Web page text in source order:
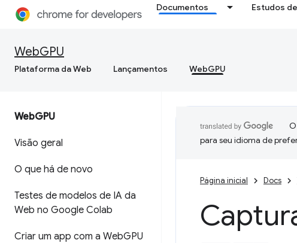
Documentos Estudos
WebGPU
Plataforma da Web Lançamentos WebGPU
WebGPU
Visão geral
O que há de novo
Testes de modelos de IA da
Web no Google Colab
Criar um app com a WebGPU
para seu idioma de
Página inicial Docs